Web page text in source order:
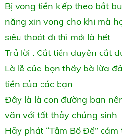
Bị vong tiền kiếp theo bắt
năng xin vong cho khi mà
siêu thoát đi thì mới là hết
Trả lời : Cắt tiền duyên cắt
Là lễ của bọn thầy bà lừa
tiền của các bạn
Đây là là con đường bạn
văn với tất thảy chúng sinh
Hãy phát “Tâm Bồ Đề”